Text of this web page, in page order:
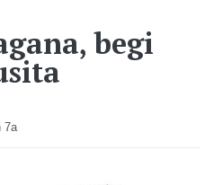
begi
7a